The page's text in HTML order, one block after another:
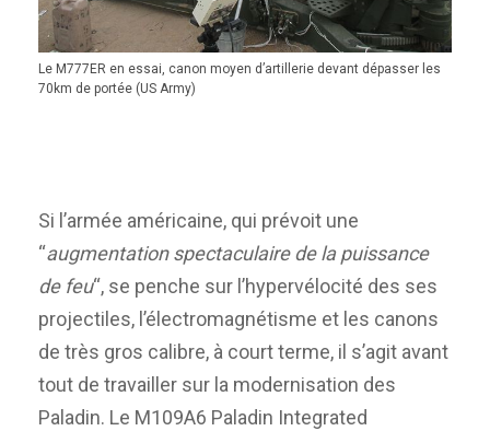
Le M777ER en essai, canon moyen d’artillerie devant dépasser les
70km de portée (US Army)
Si l’armée américaine, qui prévoit une
“augmentation spectaculaire de la puissance
de feu“, se penche sur l’hypervélocité des ses
projectiles, l’électromagnétisme et les canons
de très gros calibre, à court terme, il s’agit avant
tout de travailler sur la modernisation des
Paladin. Le M109A6 Paladin Integrated